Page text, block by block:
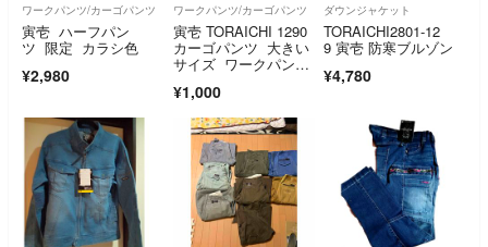
ワークパンツ/カーゴパンツ
寅壱 ハーフパン
ツ 限定 カラシ色
¥2,980
ワークパンツ/カーゴパンツ
寅壱 TORAICHI 1290
カーゴパンツ 大きい
サイズ ワークパン
¥1,000
ダウンジャケット
TORAICHI2801-12
9 寅壱 防寒ブルゾン
¥4,780